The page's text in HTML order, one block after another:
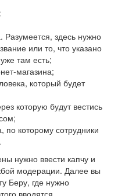
Разумеется, здесь нужно
или то, что указано
там есть;
магазина;
который будет
которую будут вестись
по которому сотрудники
нужно ввести капчу и
модерации. Далее вы
Беру, где нужно
вводятся